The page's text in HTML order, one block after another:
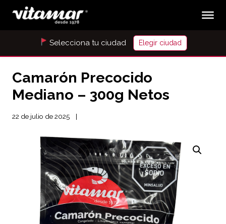
Selecciona tu ciudad Elegir ciudad
Camarón Precocido
Mediano – 300g Netos
22 de julio de 2025